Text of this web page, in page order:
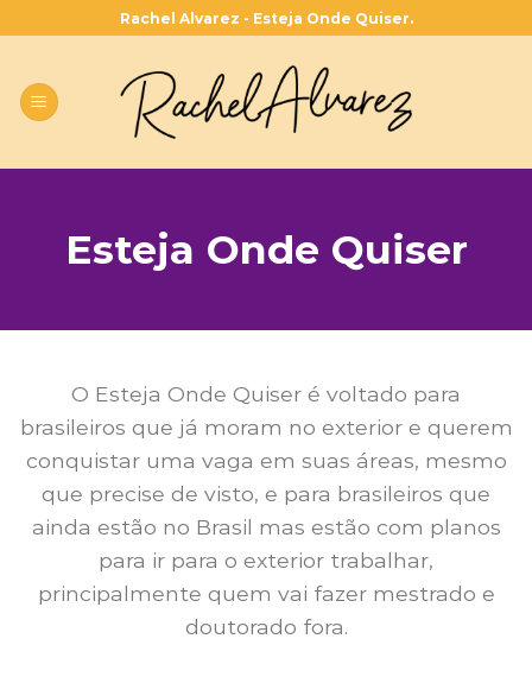
to
Rachel Alvarez - Esteja Onde Quiser.
Esteja Onde Quiser
O Esteja Onde Quiser é voltado para
brasileiros que já moram no exterior e querem
conquistar uma vaga em suas áreas, mesmo
que precise de visto, e para brasileiros que
ainda estão no Brasil mas estão com planos
para ir para o exterior trabalhar,
principalmente quem vai fazer mestrado e
doutorado fora.